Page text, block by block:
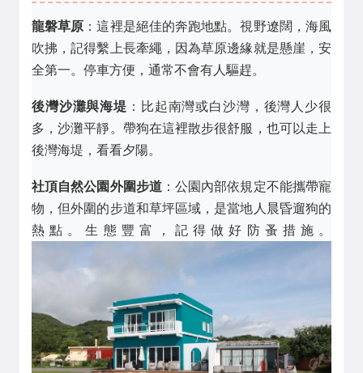
龍磐草原 ：這裡是絕佳的奔跑地點。視野遼闊，海風
吹拂，記得繫上長牽繩，因為草原邊緣就是懸崖，安
全第一。停車方便，通常不會有人驅趕。
後灣沙灘與海堤 ：比起南灣或白沙灣，後灣人少很
多，沙灘平靜。帶狗在這裡散步很舒服，也可以走上
後灣海堤，看看夕陽。
社頂自然公園外圍步道：公園內部依規定不能攜帶寵
物，但外圍的步道和草坪區域，是當地人晨昏遛狗的
熱點。生態豐富，記得做好防蚤措施。